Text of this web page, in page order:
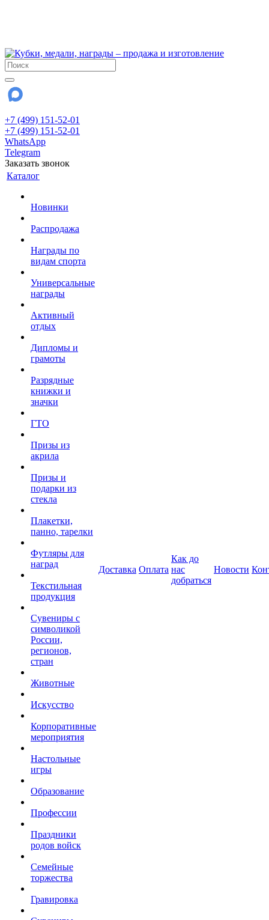
+7 (499) 151-52-01
+7 (499) 151-52-01
WhatsApp
Telegram
Заказать звонок
Каталог
Новинки
Распродажа
Награды по
видам спорта
Универсальные
награды
Активный
отдых
Дипломы и
грамоты
Разрядные
книжки и
значки
ГТО
Призы из
акрила
Призы и
подарки из
стекла
Плакетки,
панно, тарелки
Футляры для
наград
Текстильная
продукция
Сувениры с
символикой
России,
регионов,
стран
Животные
Искусство
Корпоративные
мероприятия
Настольные
игры
Образование
Профессии
Праздники
родов войск
Семейные
торжества
Гравировка
Доставка Оплата
Как до
нас
добраться
Новости